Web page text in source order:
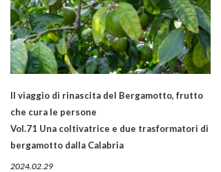
Il viaggio di rinascita del Bergamotto, frutto
che cura le persone
Vol.71 Una coltivatrice e due trasformatori di
bergamotto dalla Calabria
2024.02.29